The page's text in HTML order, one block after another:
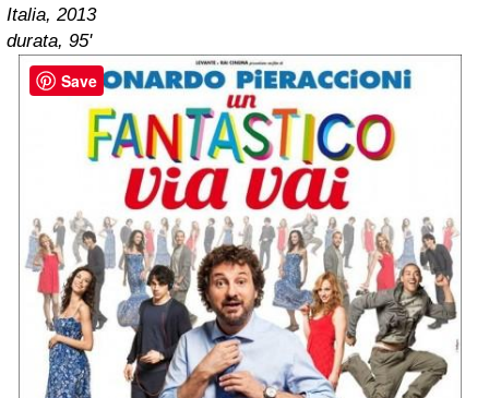
Italia, 2013
durata, 95'
Save